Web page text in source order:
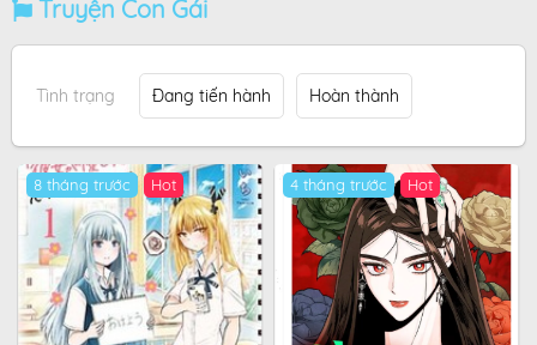
Truyện Con Gái
Tình trạng Đang tiến hành Hoàn thành
8 tháng trước Hot 4 tháng trước Hot